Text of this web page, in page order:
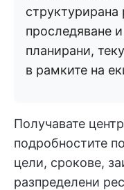
структурирана
проследяване
планирани,
в рамките на
Получавате
подробностите
цели, срокове,
разпределени